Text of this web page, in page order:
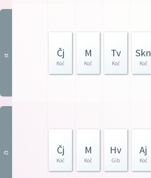
st Čj
Koč
M
Koč
Tv
Koč
Skn
Koč
čt Čj
Koč
M
Koč
Hv
Gib
Aj
Koč